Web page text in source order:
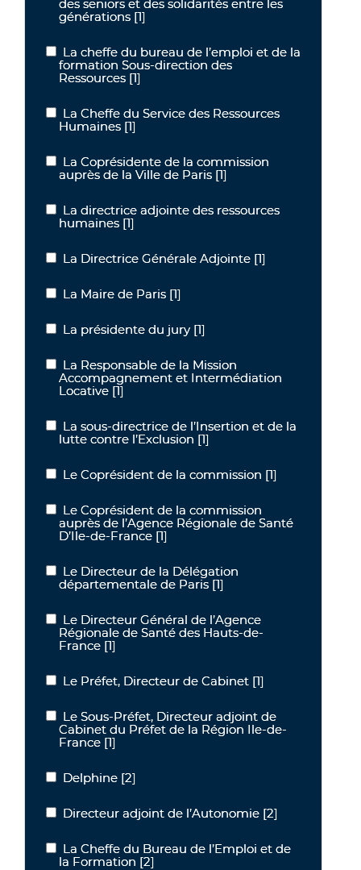
des seniors et des solidarités entre les
générations [1]
La cheffe du bureau de l’emploi et de la formation Sous-direction
La cheffe du bureau de l’emploi et de la
formation Sous-direction des
Ressources [1]
La Cheffe du Service des Ressources Humaines
La Cheffe du Service des Ressources
Humaines [1]
La Coprésidente de la commission auprès de la Ville de Paris
La Coprésidente de la commission
auprès de la Ville de Paris [1]
La directrice adjointe des ressources humaines
La directrice adjointe des ressources
humaines [1]
La Directrice Générale Adjointe
La Directrice Générale Adjointe [1]
La Maire de Paris
La Maire de Paris [1]
La présidente du jury
La présidente du jury [1]
La Responsable de la Mission Accompagnement et
La Responsable de la Mission
Accompagnement et Intermédiation
Locative [1]
La sous-directrice de l’Insertion et de la lutte contre l’Exclusion
La sous-directrice de l’Insertion et de la
lutte contre l’Exclusion [1]
Le Coprésident de la commission
Le Coprésident de la commission [1]
Le Coprésident de la commission auprès de l’Agence Régionale
Le Coprésident de la commission
auprès de l’Agence Régionale de Santé
D’Ile-de-France [1]
Le Directeur de la Délégation départementale de Paris
Le Directeur de la Délégation
départementale de Paris [1]
Le Directeur Général de l’Agence Régionale de Santé des Hauts-
Le Directeur Général de l’Agence
Régionale de Santé des Hauts-de-
France [1]
Le Préfet, Directeur de Cabinet
Le Préfet, Directeur de Cabinet [1]
Le Sous-Préfet, Directeur adjoint de Cabinet du Préfet de la
Le Sous-Préfet, Directeur adjoint de
Cabinet du Préfet de la Région Ile-de-
France [1]
Delphine
Delphine [2]
Directeur adjoint de l’Autonomie
Directeur adjoint de l’Autonomie [2]
La Cheffe du Bureau de l’Emploi et de la Formation
La Cheffe du Bureau de l’Emploi et de
la Formation [2]